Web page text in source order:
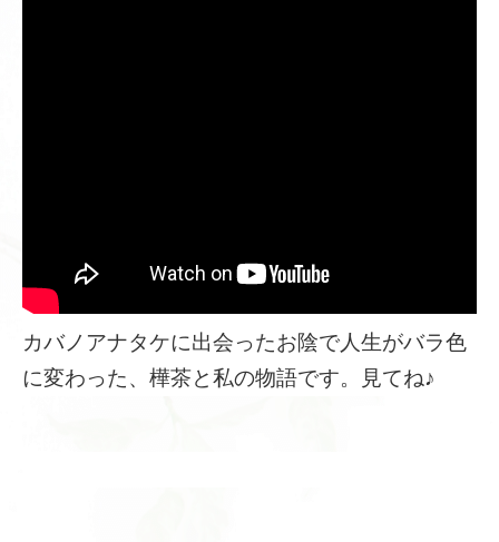
カバノアナタケに出会ったお陰で人生がバラ色
に変わった、樺茶と私の物語です。見てね♪